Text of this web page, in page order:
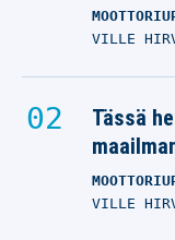
VILLE
Tässä
VILLE